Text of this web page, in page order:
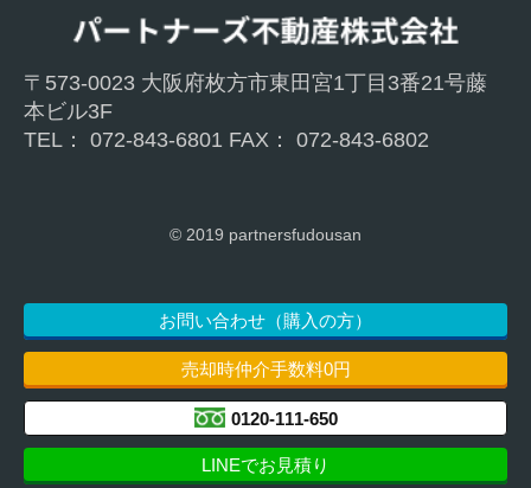
〒573-0023 大阪府枚方市東⽥宮1丁目3番21号藤
本ビル3F
TEL： 072-843-6801 FAX： 072-843-6802
© 2019 partnersfudousan
売却時仲介手数料0円
0120-111-650
お問い合わせ（購入の方）
LINEでお見積り